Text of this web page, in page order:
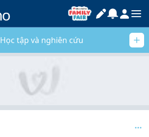
Học tập và nghiên cứu